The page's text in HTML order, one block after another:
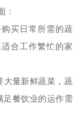
：
买日常所需的蔬
合工作繁忙的家
大量新鲜蔬菜，蔬
足餐饮业的运作需